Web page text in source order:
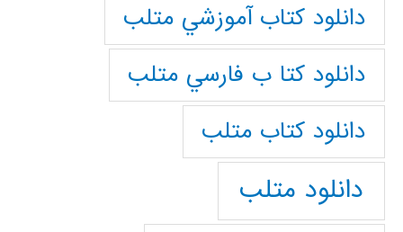
دانلود كتاب آموزشي متلب
دانلود كتا ب فارسي متلب
دانلود كتاب متلب
دانلود متلب